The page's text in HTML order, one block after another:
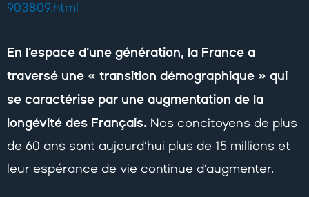
903809.html
En l’espace d’une génération, la France a
traversé une « transition démographique » qui
se caractérise par une augmentation de la
longévité des Français. Nos concitoyens de plus
de 60 ans sont aujourd’hui plus de 15 millions et
leur espérance de vie continue d’augmenter.